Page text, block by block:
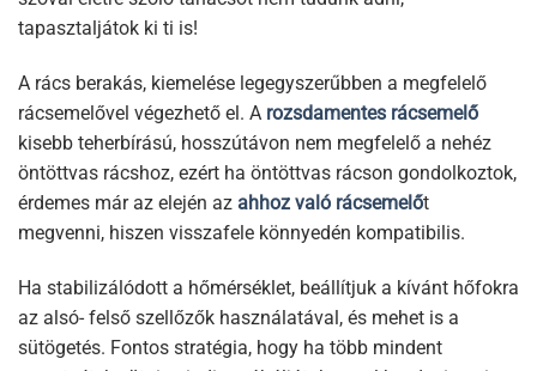
tapasztaljátok ki ti is!
A rács berakás, kiemelése legegyszerűbben a megfelelő
rácsemelővel végezhető el. A rozsdamentes rácsemelő
kisebb teherbírású, hosszútávon nem megfelelő a nehéz
öntöttvas rácshoz, ezért ha öntöttvas rácson gondolkoztok,
érdemes már az elején az ahhoz való rácsemelőt
megvenni, hiszen visszafele könnyedén kompatibilis.
Ha stabilizálódott a hőmérséklet, beállítjuk a kívánt hőfokra
az alsó- felső szellőzők használatával, és mehet is a
sütögetés. Fontos stratégia, hogy ha több mindent